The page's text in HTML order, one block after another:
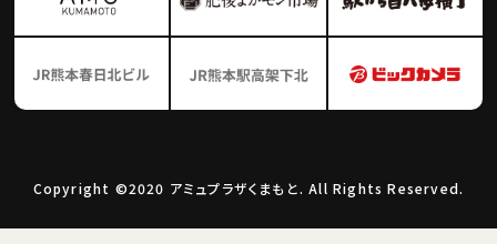
Copyright ©2020 アミュプラザくまもと. All Rights Reserved.